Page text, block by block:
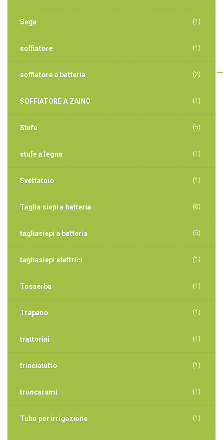
Sega (1)
soffiatore (1)
soffiatore a batteria (2)
SOFFIATORE A ZAINO (1)
Stufe (5)
stufe a legna (1)
Svettatoio (1)
Taglia siepi a batteria (0)
tagliasiepi a batteria (5)
tagliasiepi elettrici (1)
Tosaerba (1)
Trapano (1)
trattorini (1)
trinciatutto (1)
troncarami (1)
Tubo per irrigazione (1)